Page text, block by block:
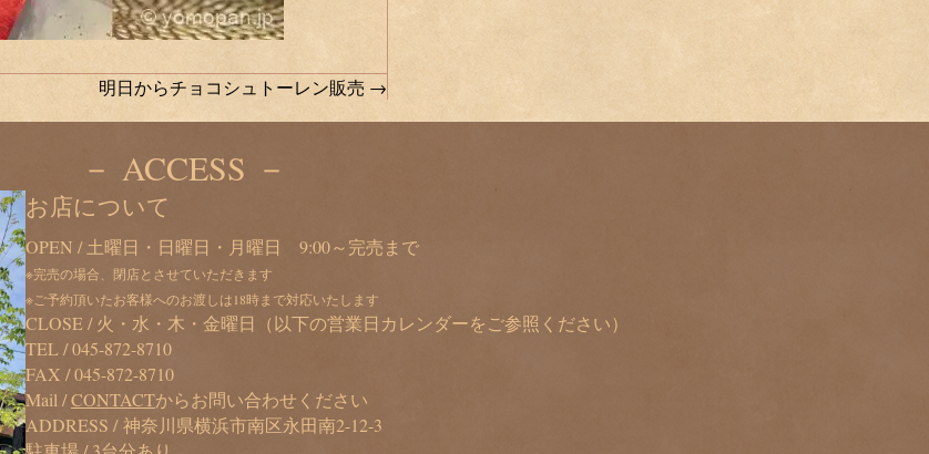
明日からチョコシュトーレン販売 →
－ ACCESS －
お店について
OPEN / 土曜日・日曜日・月曜日 9:00～完売まで
※完売の場合、閉店とさせていただきます
※ご予約頂いたお客様へのお渡しは18時まで対応いたします
CLOSE / 火・水・木・金曜日（以下の営業日カレンダーをご参照ください）
TEL /045-872-8710
FAX / 045-872-8710
Mail /CONTACTからお問い合わせください
ADDRESS / 神奈川県横浜市南区永田南2-12-3